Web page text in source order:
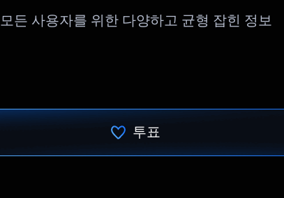
모든 사용자를 위한 다양하고 균형 잡힌 정보
투표